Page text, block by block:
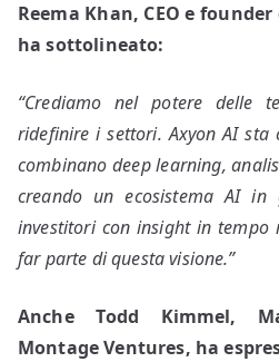
Reema Khan, CEO e
ha sottolineato:
“Crediamo nel potere delle
ridefinire i settori. Axyon AI sta
combinano deep learning,
creando un ecosistema AI
investitori con insight in tempo
far parte di questa visione.”
Anche Todd Kimmel,
Montage Ventures, ha